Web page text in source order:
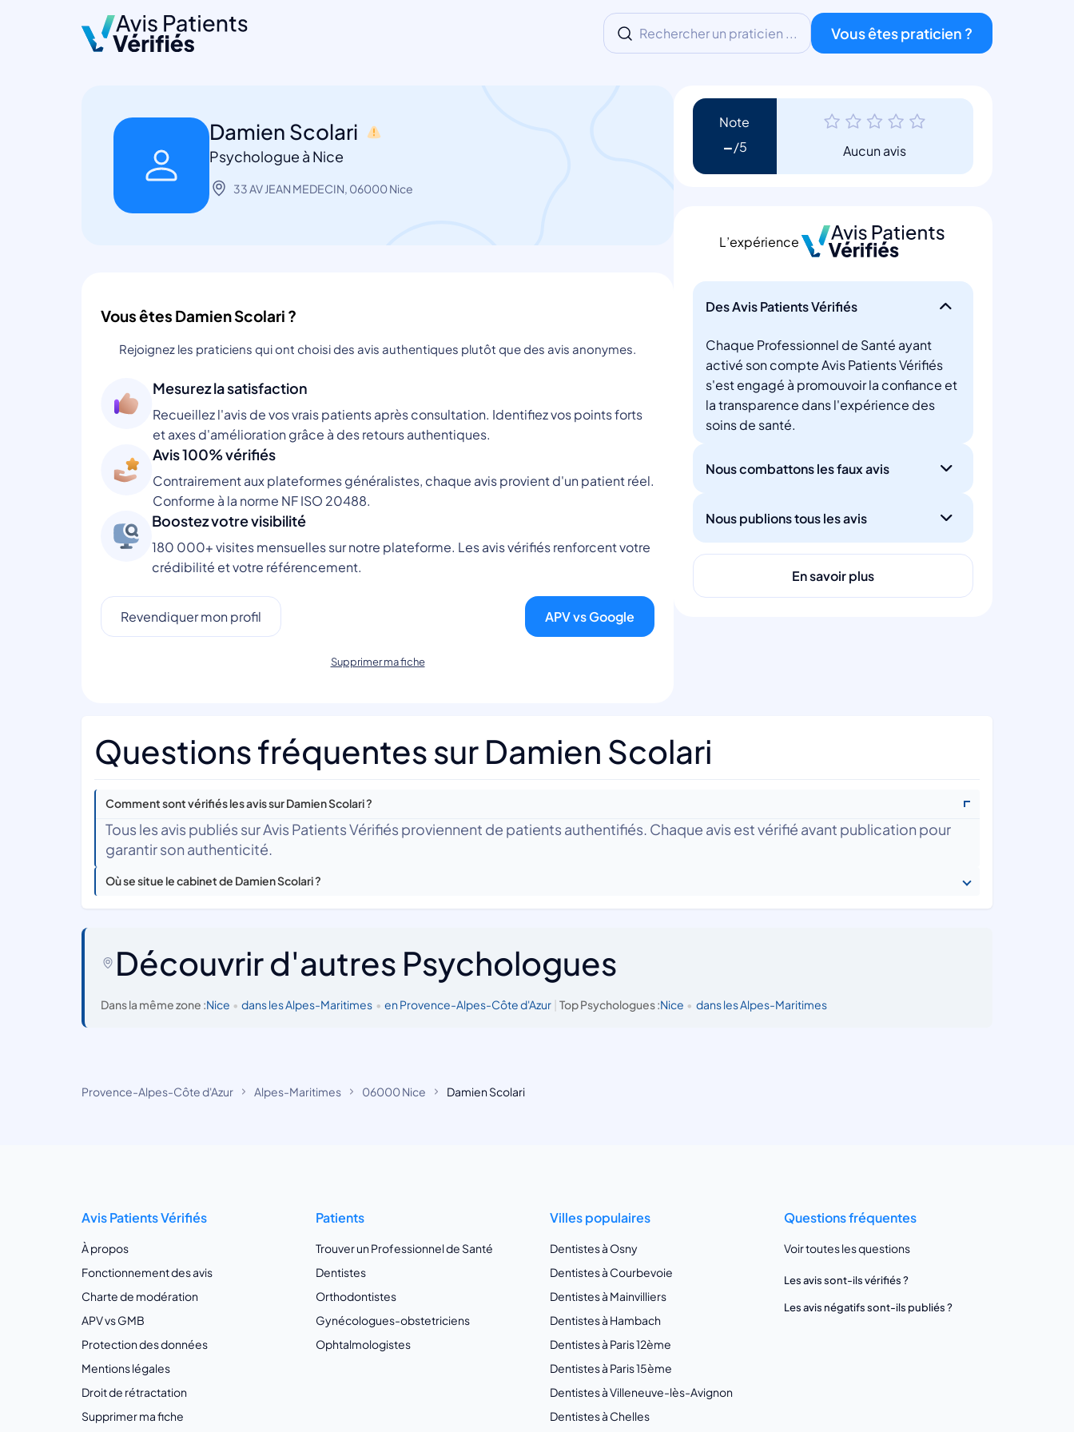
Rechercher un praticien ... Vous êtes praticien ?
Damien Scolari
Psychologue à Nice
33 AV JEAN MEDECIN, 06000 Nice
Vous êtes Damien Scolari ?
Rejoignez les praticiens qui ont choisi des avis authentiques plutôt que des avis anonymes.
Mesurez la satisfaction
Recueillez l'avis de vos vrais patients après consultation. Identifiez vos points forts
et axes d'amélioration grâce à des retours authentiques.
Avis 100% vérifiés
Contrairement aux plateformes généralistes, chaque avis provient d'un patient réel.
Conforme à la norme NF ISO 20488.
Boostez votre visibilité
180 000+ visites mensuelles sur notre plateforme. Les avis vérifiés renforcent votre
crédibilité et votre référencement.
Revendiquer mon profil APV vs Google
Supprimer ma fiche
Note
- Aucun avis
L’expérience
Des Avis Patients Vérifiés
Chaque Professionnel de Santé ayant
activé son compte Avis Patients Vérifiés
s'est engagé à promouvoir la confiance et
la transparence dans l'expérience des
soins de santé.
Nous combattons les faux avis
Nous publions tous les avis
En savoir plus
Questions fréquentes sur Damien Scolari
Comment sont vérifiés les avis sur Damien Scolari ?
Tous les avis publiés sur Avis Patients Vérifiés proviennent de patients authentifiés. Chaque avis est vérifié avant publication pour
garantir son authenticité.
Où se situe le cabinet de Damien Scolari ?
Découvrir d'autres Psychologues
Dans la même zone :Nice • dans les Alpes-Maritimes • en Provence-Alpes-Côte d'Azur | Top Psychologues :Nice • dans les Alpes-Maritimes
Provence-Alpes-Côte d'Azur Alpes-Maritimes 06000 Nice Damien Scolari
Avis Patients Vérifiés
À propos
Fonctionnement des avis
Charte de modération
APV vs GMB
Protection des données
Mentions légales
Droit de rétractation
Supprimer ma fiche
Patients
Trouver un Professionnel de Santé
Dentistes
Orthodontistes
Gynécologues-obstetriciens
Ophtalmologistes
Villes populaires
Dentistes à Osny
Dentistes à Courbevoie
Dentistes à Mainvilliers
Dentistes à Hambach
Dentistes à Paris 12ème
Dentistes à Paris 15ème
Dentistes à Villeneuve-lès-Avignon
Dentistes à Chelles
Questions fréquentes
Voir toutes les questions
Les avis sont-ils vérifiés ?
Les avis négatifs sont-ils publiés ?